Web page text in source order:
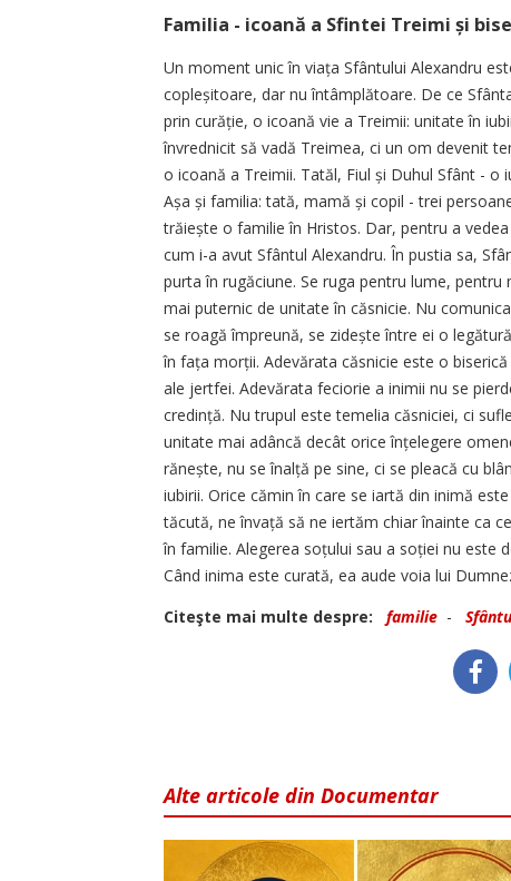
Familia - icoană a Sfintei Treimi și
Un moment unic în viața Sfântului Alexandru
copleșitoare, dar nu întâmplătoare. De ce
prin curăție, o icoană vie a Treimii: unitate în
învrednicit să vadă Treimea, ci un om devenit
o icoană a Treimii. Tatăl, Fiul și Duhul Sfânt -
Așa și familia: tată, mamă și copil - trei
trăiește o familie în Hristos. Dar, pentru a
cum i-a avut Sfântul Alexandru. În pustia sa,
purta în rugăciune. Se ruga pentru lume,
mai puternic de unitate în căsnicie. Nu
se roagă împreună, se zidește între ei o
în fața morții. Adevărata căsnicie este o
ale jertfei. Adevărata feciorie a inimii nu se
credință. Nu trupul este temelia căsniciei, ci
unitate mai adâncă decât orice înțelegere
rănește, nu se înalță pe sine, ci se pleacă cu
iubirii. Orice cămin în care se iartă din inimă
tăcută, ne învață să ne iertăm chiar înainte ca
în familie. Alegerea soțului sau a soției nu este
Când inima este curată, ea aude voia lui
Citeşte mai multe despre:
familie -
Alte articole din Documentar